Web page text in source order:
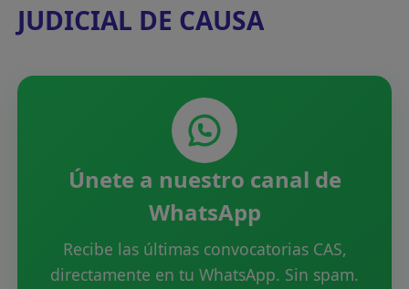
JUDICIAL DE CAUSA
Únete a nuestro canal de
WhatsApp
Recibe las últimas convocatorias CAS,
directamente en tu WhatsApp. Sin spam.